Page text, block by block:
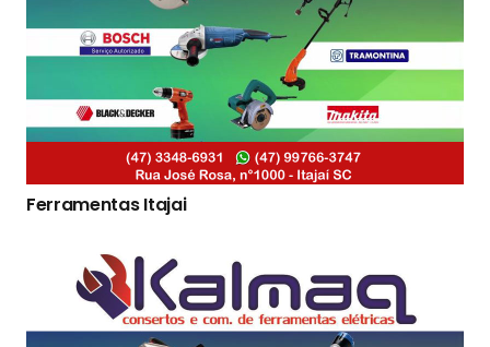
Ferramentas Itajai